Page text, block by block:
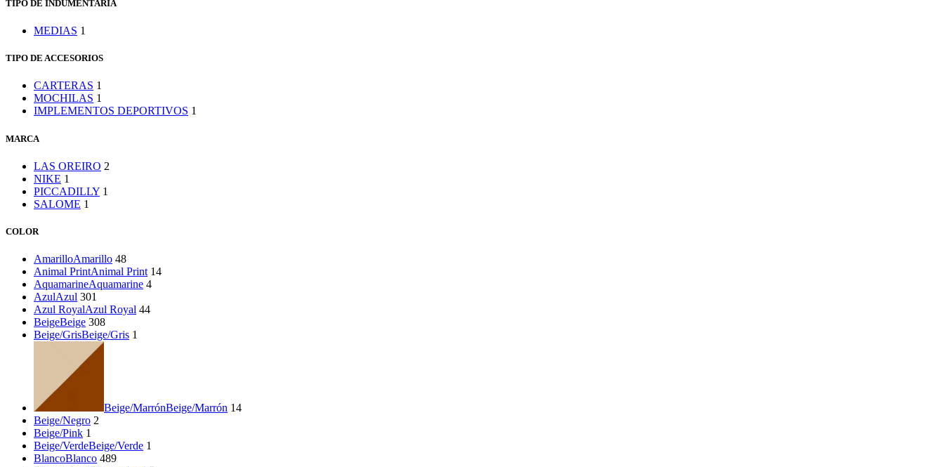
TIPO DE INDUMENTARIA
MEDIAS 1
TIPO DE ACCESORIOS
CARTERAS 1
MOCHILAS 1
IMPLEMENTOS DEPORTIVOS 1
MARCA
LAS OREIRO 2
NIKE 1
PICCADILLY 1
SALOME 1
COLOR
AmarilloAmarillo 48
Animal PrintAnimal Print 14
AquamarineAquamarine 4
AzulAzul 301
Azul RoyalAzul Royal 44
BeigeBeige 308
Beige/GrisBeige/Gris 1
Beige/MarrónBeige/Marrón 14
Beige/Negro 2
Beige/Pink 1
Beige/VerdeBeige/Verde 1
BlancoBlanco 489